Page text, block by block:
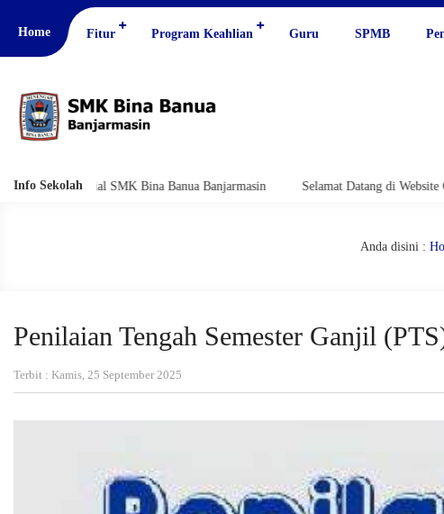
Home Fitur Program Keahlian Guru SPMB
Info Sekolah
Official SMK Bina Banua Banjarmasin Selamat Datang di Website
Anda disini :
Penilaian Tengah Semester Ganjil
Terbit : Kamis, 25 September 2025